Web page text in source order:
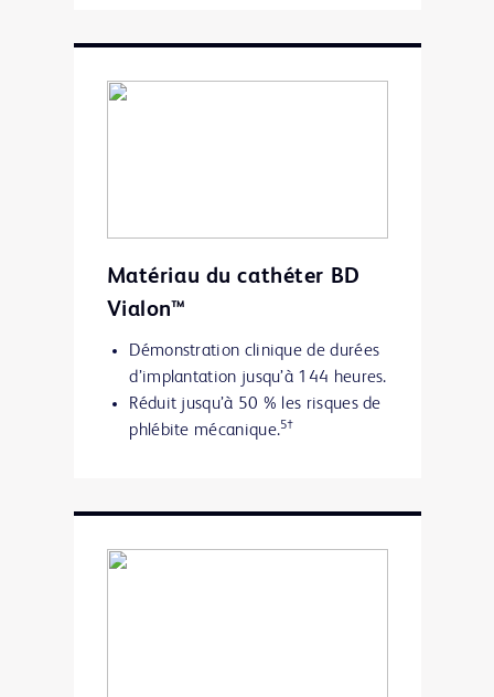
Matériau du cathéter BD
Vialon™
Démonstration clinique de durées
d’implantation jusqu’à 144 heures.
Réduit jusqu’à 50 % les risques de
phlébite mécanique.5†